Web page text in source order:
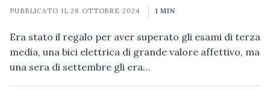
PUBBLICATO IL28 OTTOBRE 2024 1 MIN
Era stato il regalo per aver superato gli esami di terza
media, una bici elettrica di grande valore affettivo, ma
una sera di settembre gli era…